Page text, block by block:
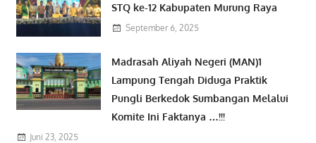
STQ ke-12 Kabupaten Murung Raya
September 6, 2025
Madrasah Aliyah Negeri (MAN)1
Lampung Tengah Diduga Praktik
Pungli Berkedok Sumbangan Melalui
Komite Ini Faktanya …!!!
Juni 23, 2025